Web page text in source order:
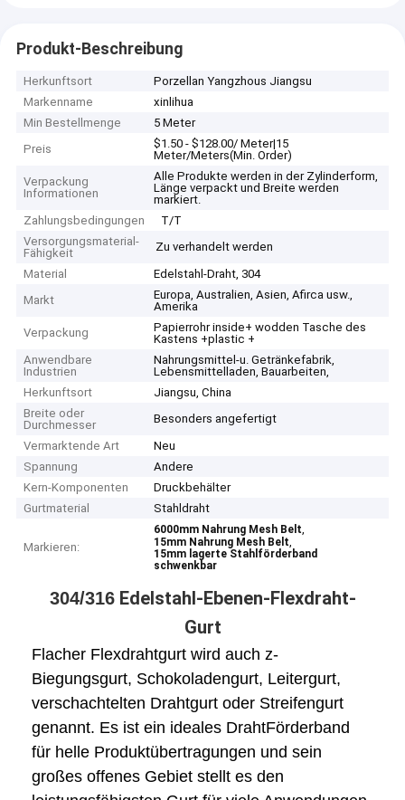
Produkt-Beschreibung
Herkunftsort
Porzellan Yangzhous Jiangsu
Markenname
xinlihua
Min Bestellmenge
5 Meter
Preis
$1.50 - $128.00/ Meter|15
Meter/Meters(Min. Order)
Verpackung
Informationen
Alle Produkte werden in der Zylinderform,
Länge verpackt und Breite werden
markiert.
Zahlungsbedingungen
T/T
Versorgungsmaterial-
Fähigkeit
Zu verhandelt werden
Material
Edelstahl-Draht, 304
Markt
Europa, Australien, Asien, Afirca usw.,
Amerika
Verpackung
Papierrohr inside+ wodden Tasche des
Kastens +plastic +
Anwendbare
Industrien
Nahrungsmittel-u. Getränkefabrik,
Lebensmittelladen, Bauarbeiten,
Herkunftsort
Jiangsu, China
Breite oder
Durchmesser
Besonders angefertigt
Vermarktende Art
Neu
Spannung
Andere
Kern-Komponenten
Druckbehälter
Gurtmaterial
Stahldraht
Markieren:
6000mm Nahrung Mesh Belt,
15mm Nahrung Mesh Belt,
15mm lagerte Stahlförderband
schwenkbar
304/316Edelstahl-Ebenen-Flexdraht-
Gurt
Flacher Flexdrahtgurt wird auch z-
Biegungsgurt, Schokoladengurt, Leitergurt,
verschachtelten Drahtgurt oder Streifengurt
genannt. Es ist ein ideales DrahtFörderband
für helle Produktübertragungen und sein
großes offenes Gebiet stellt es den